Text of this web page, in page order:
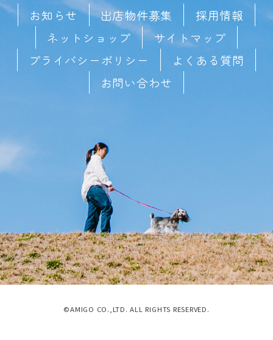
お知らせ 出店物件募集
採用情報
ネットショップ
サイトマップ
プライバシーポリシー
よくある質問
お問い合わせ
©AMIGO CO.,LTD. ALL RIGHTS RESERVED.